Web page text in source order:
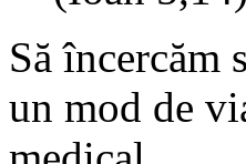
Să încercăm
un mod de